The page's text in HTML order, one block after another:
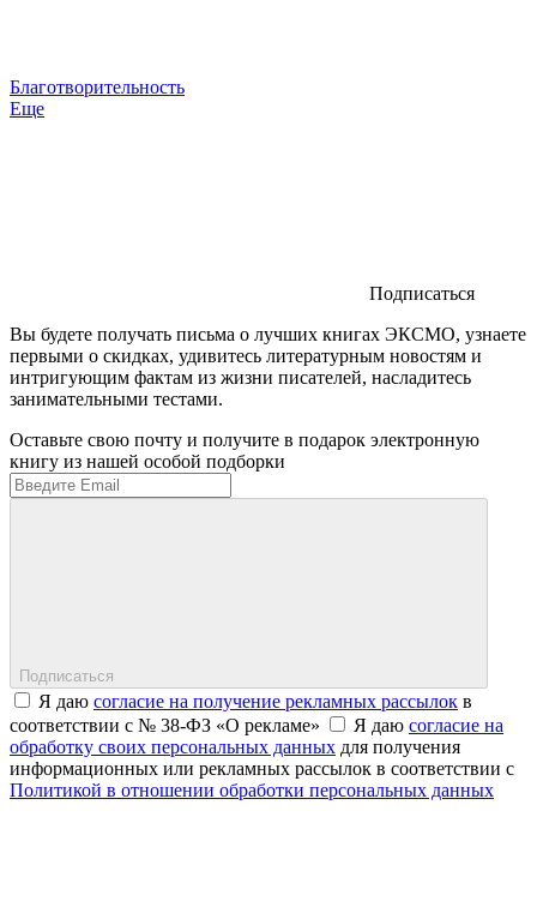
Благотворительность
Еще
Подписаться
Вы будете получать письма о лучших книгах ЭКСМО, узнаете
первыми о скидках, удивитесь литературным новостям и
интригующим фактам из жизни писателей, насладитесь
занимательными тестами.
Оставьте свою почту и получите в подарок электронную
книгу из нашей особой подборки
Подписаться
Я даю согласие на получение рекламных рассылок в
соответствии с № 38-ФЗ «О рекламе»
Я даю согласие на
обработку своих персональных данных для получения
информационных или рекламных рассылок в соответствии с
Политикой в отношении обработки персональных данных